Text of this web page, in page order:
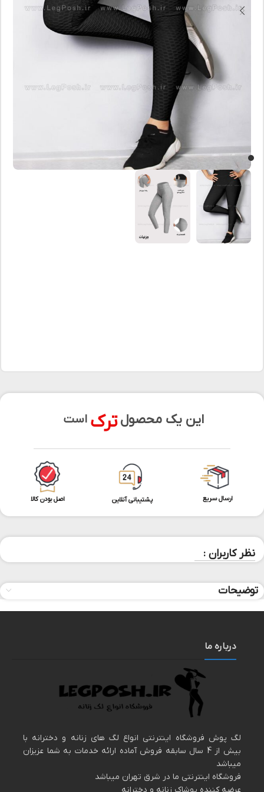
این یک محصول ترک است
ارسال سریع پشتیبانی آنلاین اصل بودن کالا
نظر کاربران :
توضیحات
درباره ما
لگ پوش فروشگاه اینترنتی انواع لگ های زنانه و دخترانه با
بیش از 4 سال سابقه فروش آماده ارائه خدمات به شما عزیزان
میباشد
فروشگاه اینترنتی ما در شرق تهران میباشد